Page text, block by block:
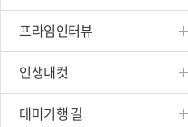
프라임인터뷰
인생내컷
테마기행 길